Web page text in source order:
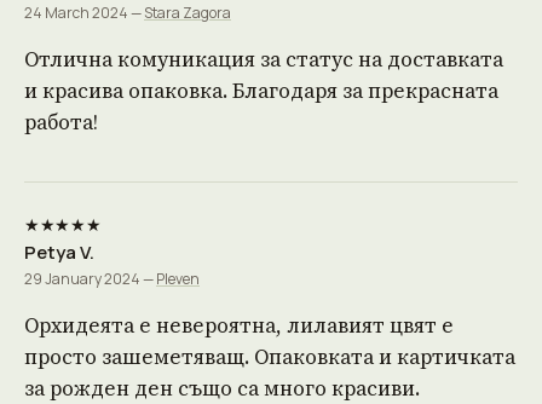
24 March 2024 —Stara Zagora
Отлична комуникация за статус на доставката
и красива опаковка. Благодаря за прекрасната
работа!
★★★★★
Petya V.
29 January 2024 —Pleven
Орхидеята е невероятна, лилавият цвят е
просто зашеметяващ. Опаковката и картичката
за рожден ден също са много красиви.